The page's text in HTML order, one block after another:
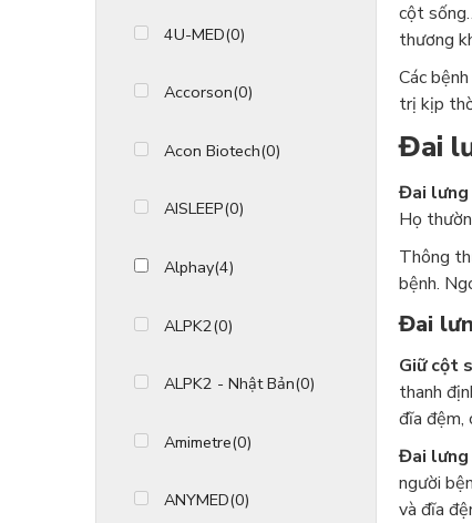
Hỗ trợ vận động
Vật tư tiêu hao
Tiện ích người cao tuổi
4U-MED(0)
Accorson(0)
Acon Biotech(0)
AISLEEP(0)
Alphay(4)
ALPK2(0)
ALPK2 - Nhật Bản(0)
Amimetre(0)
ANYMED(0)
cột
thương
Các
trị kịp
Đai
Đai lưng
Họ
Thông
bệnh.
Đai
Giữ cột
thanh
đĩa đệm,
Đai lưng
người
và đĩa